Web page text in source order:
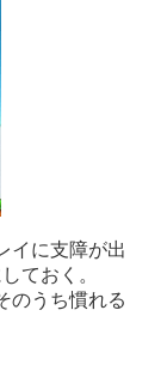
イに支障が出
ておく。
のうち慣れる